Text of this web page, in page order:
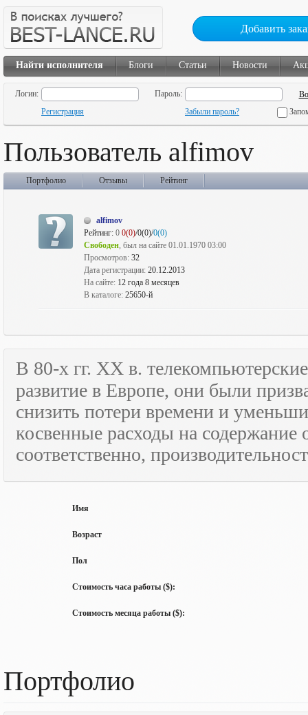
Добавить
Найти исполнителя Блоги Статьи Новости
Логин:
Пароль:
Регистрация
Забыли пароль?
Пользователь alfimov
Портфолио Отзывы Рейтинг
alfimov
Рейтинг: 0 0(0)/0(0)/0(0)
Свободен, был на сайте 01.01.1970 03:00
Просмотров: 32
Дата регистрации: 20.12.2013
На сайте: 12 года 8 месяцев
В каталоге: 25650-й
В 80-х гг. XX в.
развитие в Европе, они были
снизить потери времени и
косвенные расходы на
соответственно,
Имя
Возраст
Пол
Стоимость часа работы ($):
Стоимость месяца работы ($):
Портфолио